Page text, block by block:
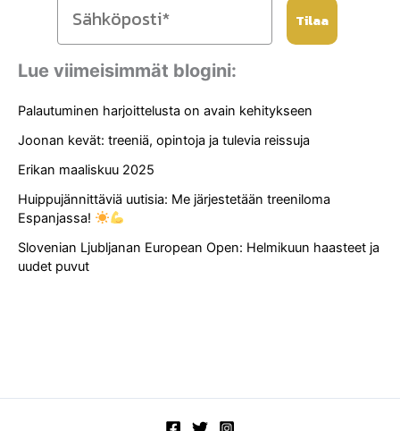
Tilaa
Lue viimeisimmät blogini:
Palautuminen harjoittelusta on avain kehitykseen
Joonan kevät: treeniä, opintoja ja tulevia reissuja
Erikan maaliskuu 2025
Huippujännittäviä uutisia: Me järjestetään treeniloma
Espanjassa!
Slovenian Ljubljanan European Open: Helmikuun haasteet ja
uudet puvut